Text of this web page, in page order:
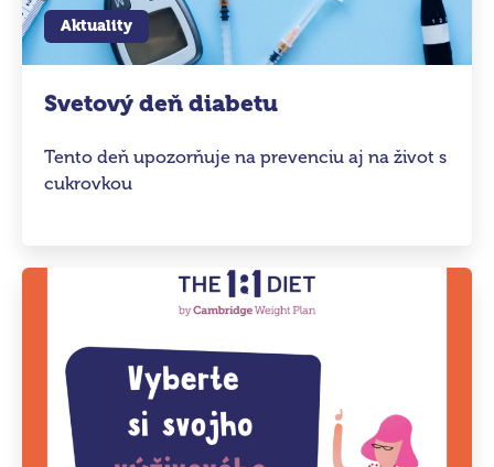
Aktuality
Svetový deň diabetu
Tento deň upozorňuje na prevenciu aj na život s
cukrovkou